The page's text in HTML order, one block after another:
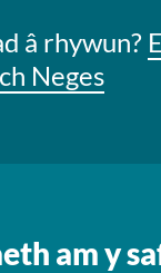
â rhywun?
Neges
am y